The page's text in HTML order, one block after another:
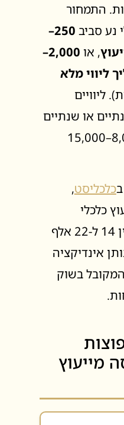
התמחור
נע סביב
250–
, או
2,000–
פגישות). ליוויים
או שנתיים
– יכולים להגיע ל-8,000–15,000
כלכליסט,
כלכלי
מכניסות בדרך כלל בין 14 ל-22 אלף
אינדיקציה
בשוק
מייעוץ